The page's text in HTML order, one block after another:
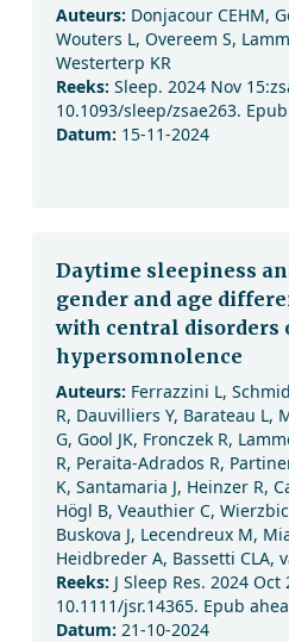
Auteurs: Donjacour CEHM,
Wouters L, Overeem S,
Westerterp KR
Reeks: Sleep. 2024 Nov
10.1093/sleep/zsae263.
Datum: 15-11-2024
Daytime sleepiness
gender and age
with central disorders
hypersomnolence
Auteurs: Ferrazzini L,
R, Dauvilliers Y, Barateau L,
G, Gool JK, Fronczek R,
R, Peraita-Adrados R,
K, Santamaria J, Heinzer R,
Högl B, Veauthier C,
Buskova J, Lecendreux M,
Heidbreder A, Bassetti CLA,
Reeks: J Sleep Res. 2024
10.1111/jsr.14365. Epub
Datum: 21-10-2024